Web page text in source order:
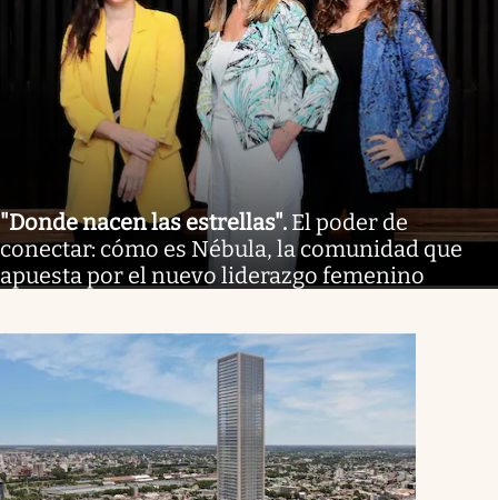
"Donde nacen las estrellas". El poder de
conectar: cómo es Nébula, la comunidad que
apuesta por el nuevo liderazgo femenino